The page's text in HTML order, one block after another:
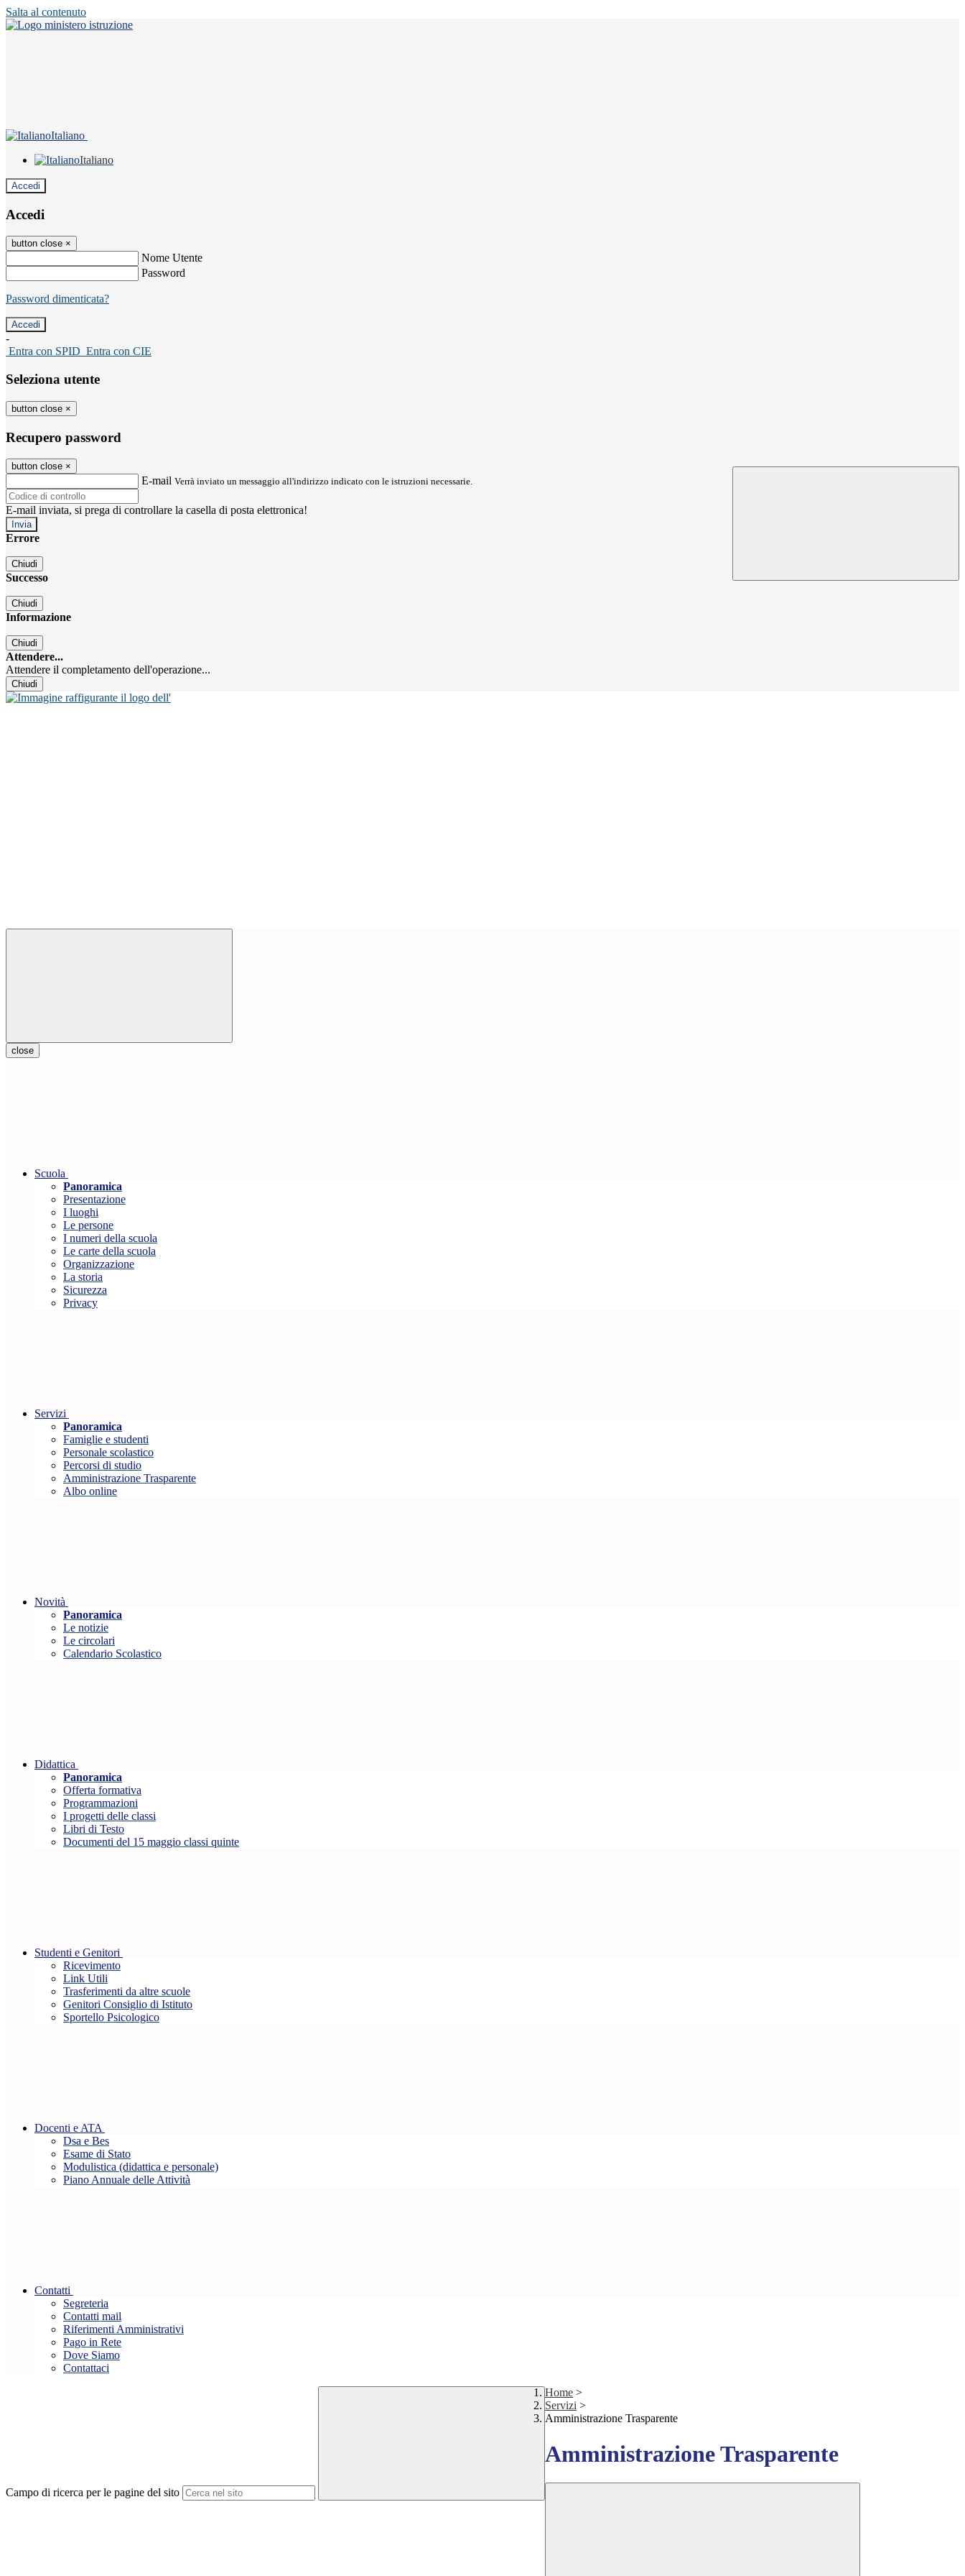
Salta al contenuto
Italiano
Italiano
Accedi
Accedi
button close ×
Nome Utente
Password
Password dimenticata?
-
Entra con SPID Entra con CIE
Seleziona utente
button close ×
Recupero password
button close ×
E-mail Verrà inviato un messaggio all'indirizzo indicato con le istruzioni necessarie.
E-mail inviata, si prega di controllare la casella di posta elettronica!
Errore
Chiudi
Successo
Chiudi
Informazione
Chiudi
Attendere...
Attendere il completamento dell'operazione...
Chiudi
close
Scuola
Panoramica
Presentazione
I luoghi
Le persone
I numeri della scuola
Le carte della scuola
Organizzazione
La storia
Sicurezza
Privacy
Servizi
Panoramica
Famiglie e studenti
Personale scolastico
Percorsi di studio
Amministrazione Trasparente
Albo online
Novità
Panoramica
Le notizie
Le circolari
Calendario Scolastico
Didattica
Panoramica
Offerta formativa
Programmazioni
I progetti delle classi
Libri di Testo
Documenti del 15 maggio classi quinte
Studenti e Genitori
Ricevimento
Link Utili
Trasferimenti da altre scuole
Genitori Consiglio di Istituto
Sportello Psicologico
Docenti e ATA
Dsa e Bes
Esame di Stato
Modulistica (didattica e personale)
Piano Annuale delle Attività
Contatti
Segreteria
Contatti mail
Riferimenti Amministrativi
Pago in Rete
Dove Siamo
Contattaci
Campo di ricerca per le pagine del sito
Home >
Servizi >
Amministrazione Trasparente
Amministrazione Trasparente